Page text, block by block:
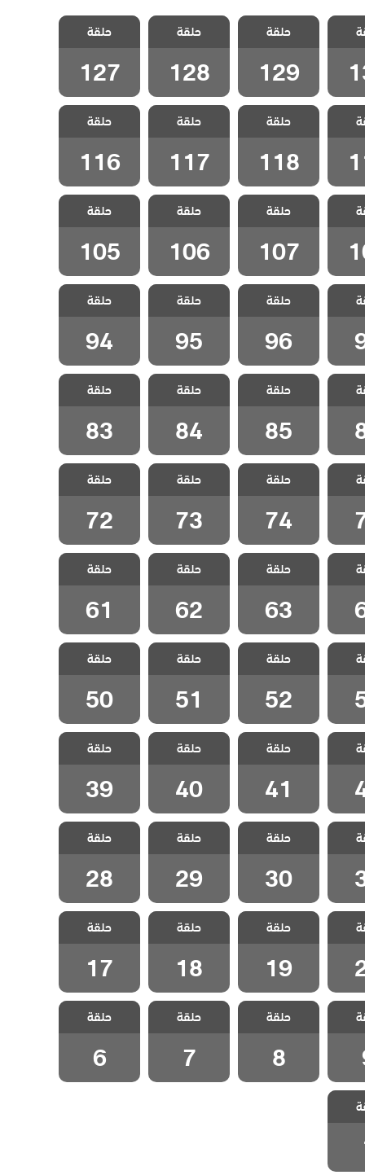
مسلسل الفناء
مدبلج الحلقة
129
حلقة
129
مسلسل الفناء
مدبلج الحلقة
128
حلقة
128
مسلسل الفناء
مدبلج الحلقة
127
حلقة
127
مسلسل الفناء
مدبلج الحلقة
118
حلقة
118
مسلسل الفناء
مدبلج الحلقة
117
حلقة
117
مسلسل الفناء
مدبلج الحلقة
116
حلقة
116
مسلسل الفناء
مدبلج الحلقة
107
حلقة
107
مسلسل الفناء
مدبلج الحلقة
106
حلقة
106
مسلسل الفناء
مدبلج الحلقة
105
حلقة
105
97
مسلسل الفناء
مدبلج الحلقة 96
حلقة
96
مسلسل الفناء
مدبلج الحلقة 95
حلقة
95
مسلسل الفناء
مدبلج الحلقة 94
حلقة
94
86
مسلسل الفناء
مدبلج الحلقة 85
حلقة
85
مسلسل الفناء
مدبلج الحلقة 84
حلقة
84
مسلسل الفناء
مدبلج الحلقة 83
حلقة
83
75
مسلسل الفناء
مدبلج الحلقة 74
حلقة
74
مسلسل الفناء
مدبلج الحلقة 73
حلقة
73
مسلسل الفناء
مدبلج الحلقة 72
حلقة
72
64
مسلسل الفناء
مدبلج الحلقة 63
حلقة
63
مسلسل الفناء
مدبلج الحلقة 62
حلقة
62
مسلسل الفناء
مدبلج الحلقة 61
حلقة
61
53
مسلسل الفناء
مدبلج الحلقة 52
حلقة
52
مسلسل الفناء
مدبلج الحلقة 51
حلقة
51
مسلسل الفناء
مدبلج الحلقة 50
حلقة
50
42
مسلسل الفناء
مدبلج الحلقة 41
حلقة
41
مسلسل الفناء
مدبلج الحلقة 40
حلقة
40
مسلسل الفناء
مدبلج الحلقة 39
حلقة
39
31
مسلسل الفناء
مدبلج الحلقة 30
حلقة
30
مسلسل الفناء
مدبلج الحلقة 29
حلقة
29
مسلسل الفناء
مدبلج الحلقة 28
حلقة
28
20
مسلسل الفناء
مدبلج الحلقة 19
حلقة
19
مسلسل الفناء
مدبلج الحلقة 18
حلقة
18
مسلسل الفناء
مدبلج الحلقة 17
حلقة
17
9
مسلسل الفناء
مدبلج الحلقة 8
حلقة
8
مسلسل الفناء
مدبلج الحلقة 7
حلقة
7
مسلسل الفناء
مدبلج الحلقة 6
حلقة
6
1